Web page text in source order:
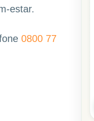
estar.
0800 77